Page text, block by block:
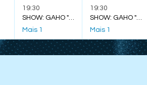
19:30
SHOW: GAHO "TO MARS TOUR" - FLORIANÓPOLIS
Mais 1
19:30
SHOW: GAHO "TO MARS TOUR" - PORTO ALEGRE
Mais 1